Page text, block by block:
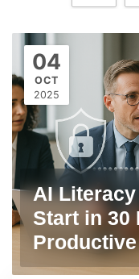
04
OCT
2025
AI
Start in 30
Productive